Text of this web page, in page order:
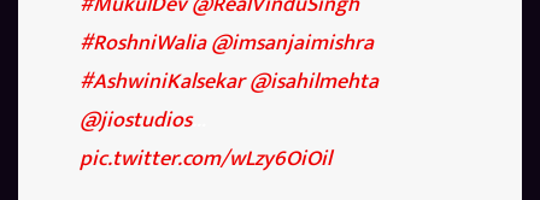
#RoshniWalia@imsanjaimishra
#AshwiniKalsekar@isahilmehta
@jiostudios…
pic.twitter.com/wLzy6OiOil